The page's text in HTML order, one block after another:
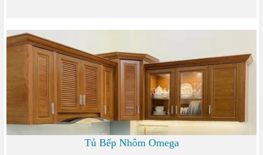
Tủ Bếp Nhôm Omega